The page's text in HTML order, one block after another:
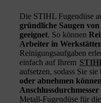
Die STIHL Fugendüse
gründliche Saugen
geeignet. So können
Arbeiter in
Reinigungsaufgaben
einfach auf Ihrem
aufsetzen, sodass Sie sie
oder abnehmen können
Metall-Fugendüse für die